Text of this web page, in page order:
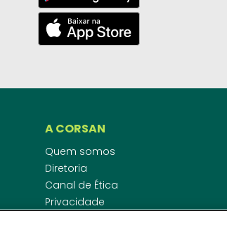
A CORSAN
Quem somos
Diretoria
Canal de Ética
Privacidade